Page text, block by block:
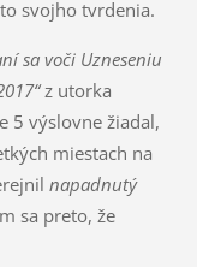
svojho tvrdenia.
sa voči Uzneseniu
z utorka
5 výslovne žiadal,
miestach na
napadnutý
sa preto, že